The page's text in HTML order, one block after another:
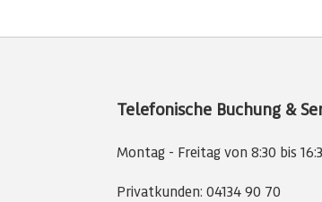
Telefonische Buchung &
Montag - Freitag von 8:30 bis
Privatkunden: 04134 90 70